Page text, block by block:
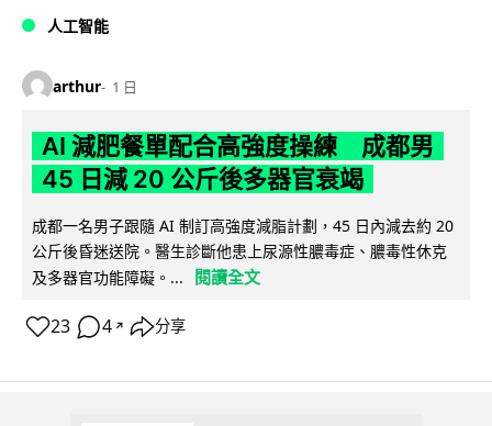
人工智能
arthur 1 日
AI 減肥餐單配合高強度操練 成都男
45 日減 20 公斤後多器官衰竭
成都一名男子跟隨 AI 制訂高強度減脂計劃，45 日內減去約 20
公斤後昏迷送院。醫生診斷他患上尿源性膿毒症、膿毒性休克
及多器官功能障礙。...
閱讀全文
23 4 ↗ 分享